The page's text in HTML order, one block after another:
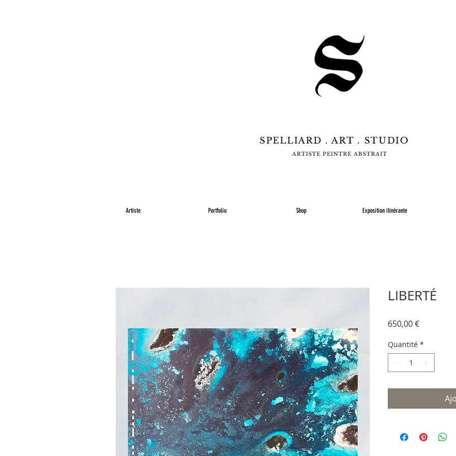
SPELLIARD . ART . STUDIO
ARTISTE PEINTRE ABSTRAIT
Artiste Portfolio Shop Exposition itinérante
LIBERTÉ
650,00 €Prix
Quantité *